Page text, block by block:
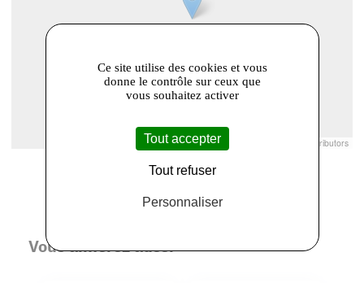
© Openstreetmap France | © contributors
Vous aimerez aussi
Ce site utilise des cookies et vous
donne le contrôle sur ceux que
vous souhaitez activer
Tout accepter
Tout refuser
Personnaliser